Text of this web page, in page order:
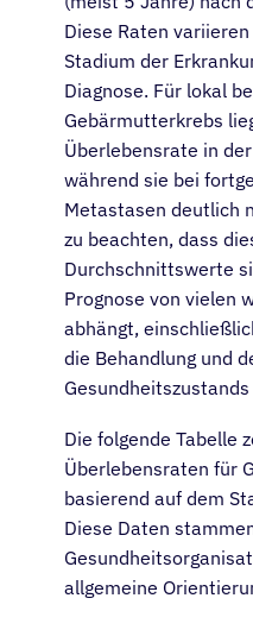
Diese Raten
Stadium der
Diagnose. Für lokal
Gebärmutterkrebs
Überlebensrate in
während sie bei
Metastasen deutlich
zu beachten, dass
Durchschnittswerte
Prognose von vielen
abhängt,
die Behandlung und
Die folgende Tabelle
Überlebensraten für
basierend auf dem
Diese Daten
allgemeine